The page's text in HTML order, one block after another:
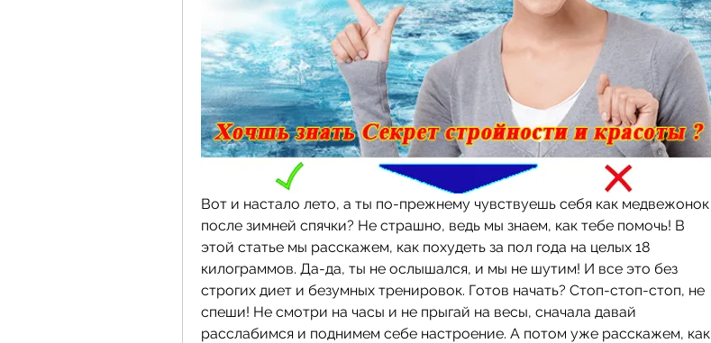
Вот и настало лето, а ты по-прежнему чувствуешь себя как медвежонок
после зимней спячки? Не страшно, ведь мы знаем, как тебе помочь! В
этой статье мы расскажем, как похудеть за пол года на целых 18
килограммов. Да-да, ты не ослышался, и мы не шутим! И все это без
строгих диет и безумных тренировок. Готов начать? Стоп-стоп-стоп, не
спеши! Не смотри на часы и не прыгай на весы, сначала давай
расслабимся и поднимем себе настроение. А потом уже расскажем, как